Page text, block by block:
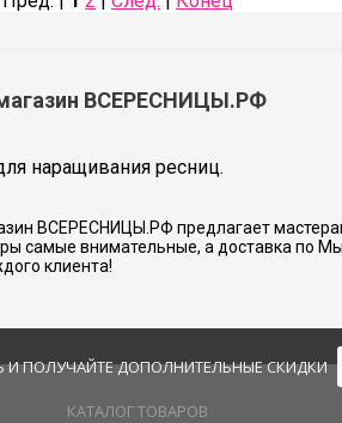
Соколова Галина
ВСЕРЕСНИЦЫ.РФ
наращивания ресниц.
ВСЕРЕСНИЦЫ.РФ предлагает
самые внимательные, а доставка по
клиента!
И ПОЛУЧАЙТЕ ДОПОЛНИТЕЛЬНЫЕ СКИДКИ
КАТАЛОГ ТОВАРОВ